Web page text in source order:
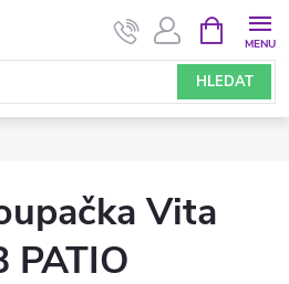
HLEDAT
NÁKUPNÍ
KOŠÍK
Vita
PATIO